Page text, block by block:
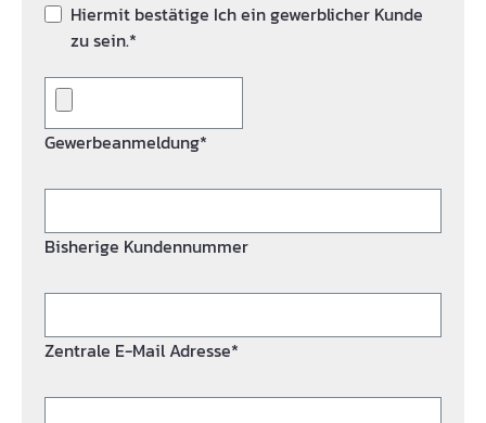
Hiermit bestätige Ich ein gewerblicher Kunde
zu sein.*
Gewerbeanmeldung*
Bisherige Kundennummer
Zentrale E-Mail Adresse*